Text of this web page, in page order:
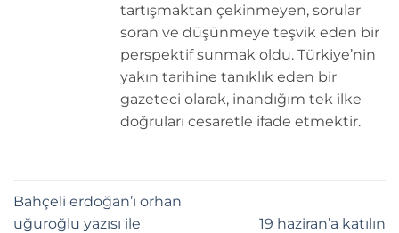
tartışmaktan çekinmeyen, sorular
soran ve düşünmeye teşvik eden bir
perspektif sunmak oldu. Türkiye’nin
yakın tarihine tanıklık eden bir
gazeteci olarak, inandığım tek ilke
doğruları cesaretle ifade etmektir.
Bahçeli erdoğan’ı orhan
uğuroğlu yazısı ile
19 haziran’a katılın